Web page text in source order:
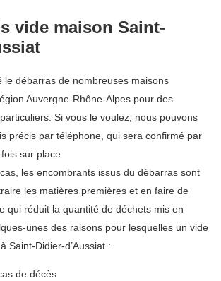
vide maison Saint-
le débarras de nombreuses maisons
Auvergne-Rhône-Alpes pour des
Si vous le voulez, nous pouvons
précis par téléphone, qui sera confirmé par
sur place.
les encombrants issus du débarras sont
les matières premières et en faire de
qui réduit la quantité de déchets mis en
unes des raisons pour lesquelles un vide
Saint-Didier-d’Aussiat :
de décès